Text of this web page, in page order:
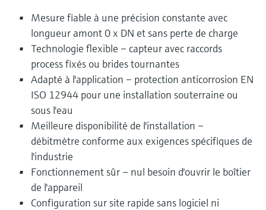
Mesure fiable à une précision constante avec
longueur amont 0 x DN et sans perte de charge
Technologie flexible – capteur avec raccords
process fixés ou brides tournantes
Adapté à l'application – protection anticorrosion EN
ISO 12944 pour une installation souterraine ou
sous l'eau
Meilleure disponibilité de l'installation –
débitmètre conforme aux exigences spécifiques de
l'industrie
Fonctionnement sûr – nul besoin d'ouvrir le boîtier
de l'appareil
Configuration sur site rapide sans logiciel ni